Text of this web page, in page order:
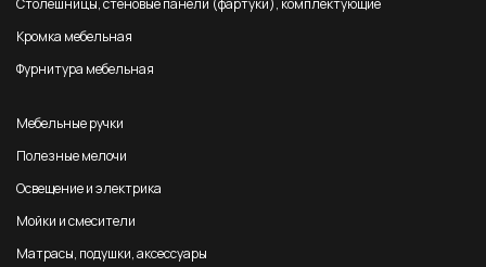
Столешницы, стеновые панели (фартуки), комплектующие
Кромка мебельная
Фурнитура мебельная
Мебельные ручки
Полезные мелочи
Освещение и электрика
Мойки и смесители
Матрасы, подушки, аксессуары